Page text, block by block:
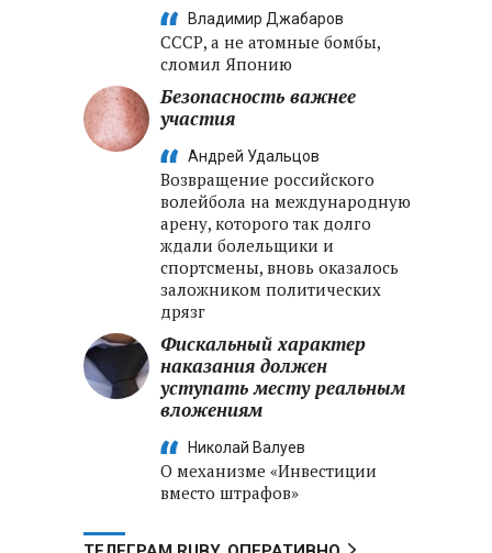
Владимир Джабаров
СССР, а не атомные бомбы,
сломил Японию
Безопасность важнее
участия
Андрей Удальцов
Возвращение российского
волейбола на международную
арену, которого так долго
ждали болельщики и
спортсмены, вновь оказалось
заложником политических
дрязг
Фискальный характер
наказания должен
уступать месту реальным
вложениям
Николай Валуев
О механизме «Инвестиции
вместо штрафов»